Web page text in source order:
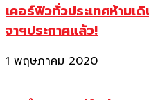
เคอร์ฟิวทั่วประเทศห้ามเ
จาฯประกาศแล้ว!
1 พฤษภาคม 2020